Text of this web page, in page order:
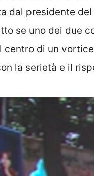
dal presidente
se uno dei due
centro di un
la serietà e il